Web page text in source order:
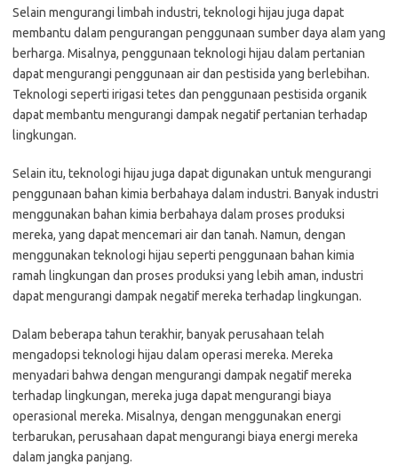
Selain mengurangi limbah industri, teknologi hijau juga dapat
membantu dalam pengurangan penggunaan sumber daya alam yang
berharga. Misalnya, penggunaan teknologi hijau dalam pertanian
dapat mengurangi penggunaan air dan pestisida yang berlebihan.
Teknologi seperti irigasi tetes dan penggunaan pestisida organik
dapat membantu mengurangi dampak negatif pertanian terhadap
lingkungan.
Selain itu, teknologi hijau juga dapat digunakan untuk mengurangi
penggunaan bahan kimia berbahaya dalam industri. Banyak industri
menggunakan bahan kimia berbahaya dalam proses produksi
mereka, yang dapat mencemari air dan tanah. Namun, dengan
menggunakan teknologi hijau seperti penggunaan bahan kimia
ramah lingkungan dan proses produksi yang lebih aman, industri
dapat mengurangi dampak negatif mereka terhadap lingkungan.
Dalam beberapa tahun terakhir, banyak perusahaan telah
mengadopsi teknologi hijau dalam operasi mereka. Mereka
menyadari bahwa dengan mengurangi dampak negatif mereka
terhadap lingkungan, mereka juga dapat mengurangi biaya
operasional mereka. Misalnya, dengan menggunakan energi
terbarukan, perusahaan dapat mengurangi biaya energi mereka
dalam jangka panjang.